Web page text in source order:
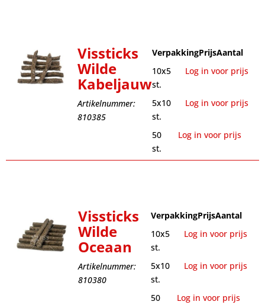
Vissticks
Wilde
Kabeljauw
Artikelnummer:
810385
VerpakkingPrijsAantal
10x5
st.
Log in voor prijs
5x10
st.
Log in voor prijs
50
st.
Log in voor prijs
Vissticks
Wilde
Oceaan
Artikelnummer:
810380
VerpakkingPrijsAantal
10x5
st.
Log in voor prijs
5x10
st.
Log in voor prijs
50
Log in voor prijs